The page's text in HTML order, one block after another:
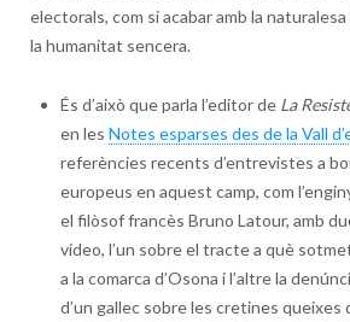
electorals, com si acabar amb la
la humanitat sencera.
És d’això que parla l’editor de La
en les Notes esparses des de la Vall
referències recents d’entrevistes a
europeus en aquest camp, com
el filòsof francès Bruno Latour, amb
vídeo, l’un sobre el tracte a què
a la comarca d’Osona i l’altre la
d’un gallec sobre les cretines queixes